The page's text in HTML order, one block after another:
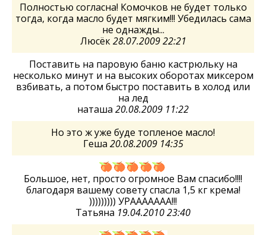
Полностью согласна! Комочков не будет только
тогда, когда масло будет мягким!!! Убедилась сама
не однажды...
Люсёк28.07.2009 22:21
Поставить на паровую баню кастрюльку на
несколько минут и на высоких оборотах миксером
взбивать, а потом быстро поставить в холод или
на лед
наташа 20.08.2009 11:22
Но это ж уже буде топленое масло!
Геша 20.08.2009 14:35
Большое, нет, просто огромное Вам спасибо!!!!
благодаря вашему совету спасла 1,5 кг крема!
))))))))) УРААААААА!!!
Татьяна 19.04.2010 23:40